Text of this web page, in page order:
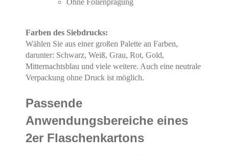
Farben des Siebdrucks:
Wählen Sie aus einer großen Palette an Farben,
darunter: Schwarz, Weiß, Grau, Rot, Gold,
Mitternachtsblau und viele weitere. Auch eine neutrale
Verpackung ohne Druck ist möglich.
Passende
Anwendungsbereiche eines
2er Flaschenkartons